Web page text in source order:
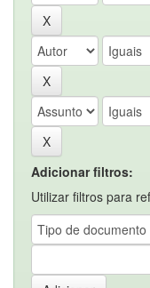
Adicionar filtros:
Utilizar filtros para